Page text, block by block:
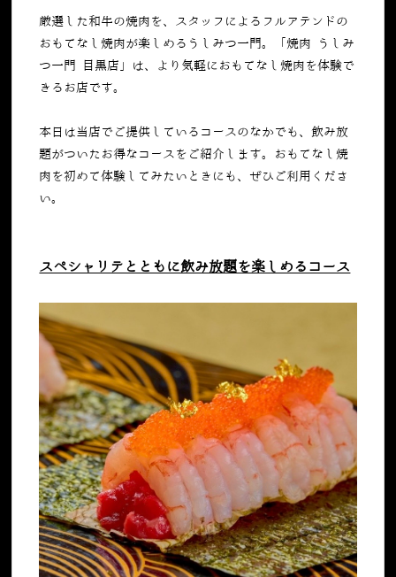
厳選した和牛の焼肉を、スタッフによるフルアテンドの
おもてなし焼肉が楽しめるうしみつ一門。「焼肉 うしみ
つ一門 目黒店」は、より気軽におもてなし焼肉を体験で
きるお店です。
本日は当店でご提供しているコースのなかでも、飲み放
題がついたお得なコースをご紹介します。おもてなし焼
肉を初めて体験してみたいときにも、ぜひご利用くださ
い。
スペシャリテとともに飲み放題を楽しめるコース